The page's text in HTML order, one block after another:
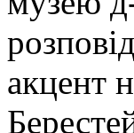
акцент